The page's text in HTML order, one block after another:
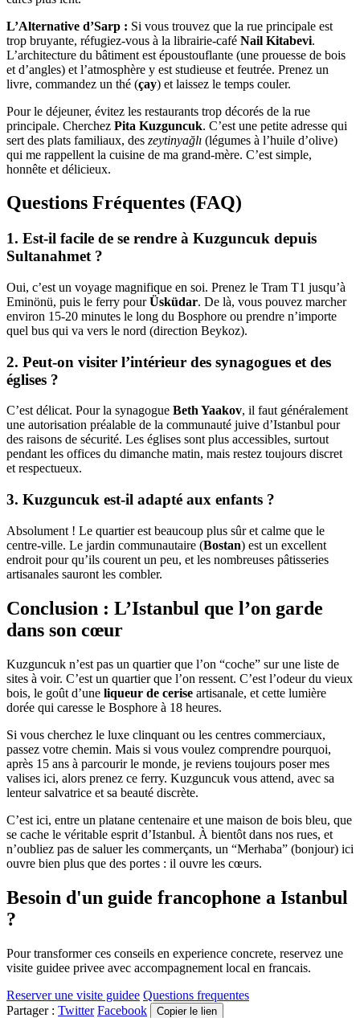
L’Alternative d’Sarp : Si vous trouvez que la rue principale est
trop bruyante, réfugiez-vous à la librairie-café Nail Kitabevi.
L’architecture du bâtiment est époustouflante (une prouesse de bois
et d’angles) et l’atmosphère y est studieuse et feutrée. Prenez un
livre, commandez un thé (çay) et laissez le temps couler.
Pour le déjeuner, évitez les restaurants trop décorés de la rue
principale. Cherchez Pita Kuzguncuk. C’est une petite adresse qui
sert des plats familiaux, des zeytinyağlı (légumes à l’huile d’olive)
qui me rappellent la cuisine de ma grand-mère. C’est simple,
honnête et délicieux.
Questions Fréquentes (FAQ)
1. Est-il facile de se rendre à Kuzguncuk depuis
Sultanahmet ?
Oui, c’est un voyage magnifique en soi. Prenez le Tram T1 jusqu’à
Eminönü, puis le ferry pourÜsküdar. De là, vous pouvez marcher
environ 15-20 minutes le long du Bosphore ou prendre n’importe
quel bus qui va vers le nord (direction Beykoz).
2. Peut-on visiter l’intérieur des synagogues et des
églises ?
C’est délicat. Pour la synagogue Beth Yaakov, il faut généralement
une autorisation préalable de la communauté juive d’Istanbul pour
des raisons de sécurité. Les églises sont plus accessibles, surtout
pendant les offices du dimanche matin, mais restez toujours discret
et respectueux.
3. Kuzguncuk est-il adapté aux enfants ?
Absolument ! Le quartier est beaucoup plus sûr et calme que le
centre-ville. Le jardin communautaire (Bostan) est un excellent
endroit pour qu’ils courent un peu, et les nombreuses pâtisseries
artisanales sauront les combler.
Conclusion : L’Istanbul que l’on garde
dans son cœur
Kuzguncuk n’est pas un quartier que l’on “coche” sur une liste de
sites à voir. C’est un quartier que l’on ressent. C’est l’odeur du vieux
bois, le goût d’une liqueur de cerise artisanale, et cette lumière
dorée qui caresse le Bosphore à 18 heures.
Si vous cherchez le luxe clinquant ou les centres commerciaux,
passez votre chemin. Mais si vous voulez comprendre pourquoi,
après 15 ans à parcourir le monde, je reviens toujours poser mes
valises ici, alors prenez ce ferry. Kuzguncuk vous attend, avec sa
lenteur salvatrice et sa beauté discrète.
C’est ici, entre un platane centenaire et une maison de bois bleu, que
se cache le véritable esprit d’Istanbul. À bientôt dans nos rues, et
n’oubliez pas de saluer les commerçants, un “Merhaba” (bonjour) ici
ouvre bien plus que des portes : il ouvre les cœurs.
Besoin d'un guide francophone a Istanbul
?
Pour transformer ces conseils en experience concrete, reservez une
visite guidee privee avec accompagnement local en francais.
Reserver une visite guidee Questions frequentes
Partager : Twitter Facebook Copier le lien